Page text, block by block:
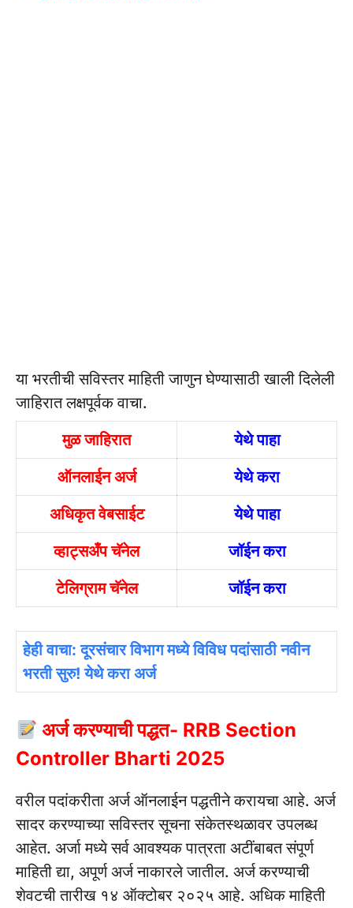
या भरतीची सविस्तर माहिती जाणुन घेण्यासाठी खाली दिलेली
जाहिरात लक्षपूर्वक वाचा.
मुळ जाहिरात
येथे पाहा
ऑनलाईन अर्ज
येथे करा
अधिकृत वेबसाईट
येथे पाहा
व्हाट्सअँप चॅनेल
जॉईन करा
टेलिग्राम चॅनेल
जॉईन करा
हेही वाचा: दूरसंचार विभाग मध्ये विविध पदांसाठी नवीन
भरती सुरु! येथे करा अर्ज
अर्ज करण्याची पद्धत- RRB Section
Controller Bharti 2025
वरील पदांकरीता अर्ज ऑनलाईन पद्धतीने करायचा आहे. अर्ज
सादर करण्याच्या सविस्तर सूचना संकेतस्थळावर उपलब्ध
आहेत. अर्जा मध्ये सर्व आवश्यक पात्रता अटींबाबत संपूर्ण
माहिती द्या, अपूर्ण अर्ज नाकारले जातील. अर्ज करण्याची
शेवटची तारीख १४ ऑक्टोबर २०२५ आहे. अधिक माहिती